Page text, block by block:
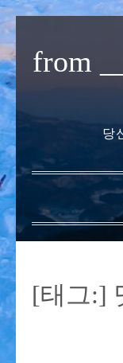
으
로
바
로
가
기
from
당
[태그:]